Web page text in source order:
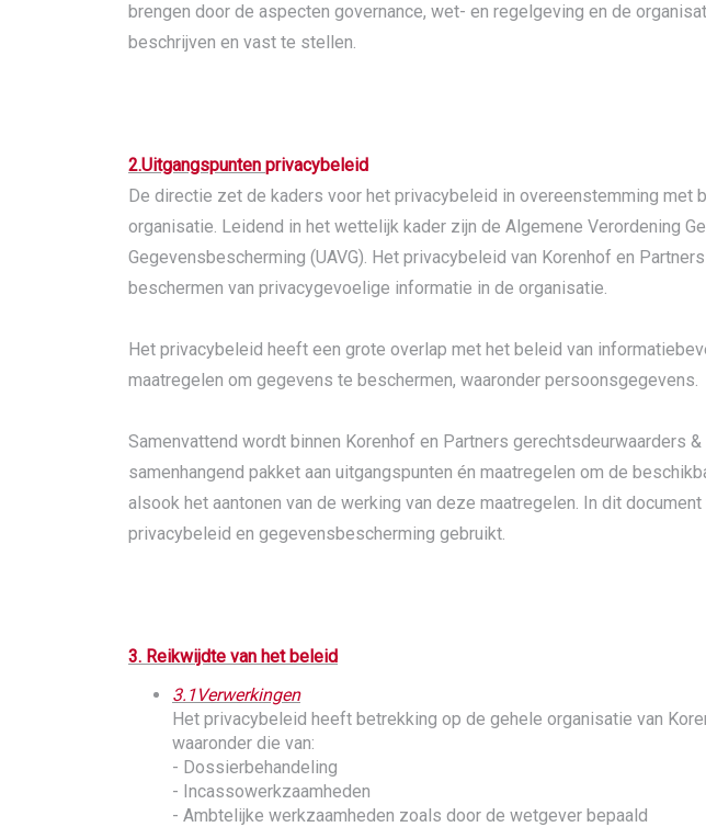
brengen door de aspecten governance, wet- en regelgeving en de
beschrijven en vast te stellen.
2.Uitgangspunten privacybeleid
De directie zet de kaders voor het privacybeleid in overeenstemming
organisatie. Leidend in het wettelijk kader zijn de Algemene Verordening
Gegevensbescherming (UAVG). Het privacybeleid van Korenhof en
beschermen van privacygevoelige informatie in de organisatie.
Het privacybeleid heeft een grote overlap met het beleid van
maatregelen om gegevens te beschermen, waaronder persoonsgegevens.
Samenvattend wordt binnen Korenhof en Partners gerechtsdeurwaarders
samenhangend pakket aan uitgangspunten én maatregelen om de
alsook het aantonen van de werking van deze maatregelen. In dit
privacybeleid en gegevensbescherming gebruikt.
3. Reikwijdte van het beleid
3.1Verwerkingen
Het privacybeleid heeft betrekking op de gehele organisatie van
waaronder die van:
- Dossierbehandeling
- Incassowerkzaamheden
- Ambtelijke werkzaamheden zoals door de wetgever bepaald